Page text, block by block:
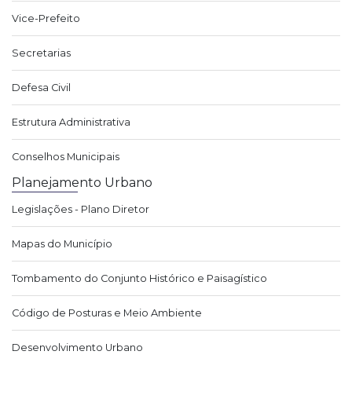
Vice-Prefeito
Secretarias
Defesa Civil
Estrutura Administrativa
Conselhos Municipais
Planejamento Urbano
Legislações - Plano Diretor
Mapas do Município
Tombamento do Conjunto Histórico e Paisagístico
Código de Posturas e Meio Ambiente
Desenvolvimento Urbano